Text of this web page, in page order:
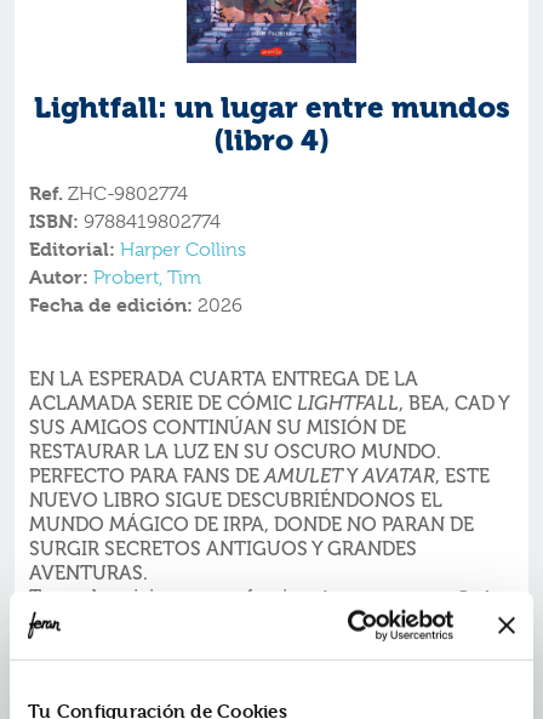
Tu Configuración de Cookies
Lightfall: un lugar entre mundos
(libro 4)
Ref. ZHC-9802774
ISBN: 9788419802774
Editorial: Harper Collins
Autor: Probert, Tim
Fecha de edición: 2026
EN LA ESPERADA CUARTA ENTREGA DE LA
ACLAMADA SERIE DE CÓMIC LIGHTFALL, BEA, CAD Y
SUS AMIGOS CONTINÚAN SU MISIÓN DE
RESTAURAR LA LUZ EN SU OSCURO MUNDO.
PERFECTO PARA FANS DEAMULETYAVATAR, ESTE
NUEVO LIBRO SIGUE DESCUBRIÉNDONOS EL
MUNDO MÁGICO DE IRPA, DONDE NO PARAN DE
SURGIR SECRETOS ANTIGUOS Y GRANDES
AVENTURAS.
Tras sobrevivir a un naufragio
, el mar arrastra a Cad
hasta la costa de Pellydir. Allí busca a Lorgon; en
cambio, se encuentra con los otros espíritus de Irpa,
que se preguntan si su planeta aún puede salvarse.
extraño reino entre la vida y la muerte, donde intenta